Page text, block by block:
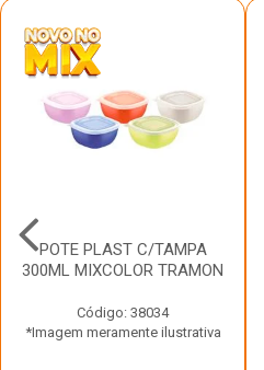
POTE PLAST C/TAMPA
300ML MIXCOLOR TRAMON
Código: 38034
*Imagem meramente ilustrativa